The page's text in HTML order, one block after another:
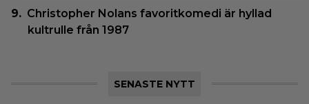
Christopher Nolans favoritkomedi är hyllad
kultrulle från 1987
SENASTE NYTT